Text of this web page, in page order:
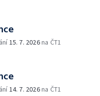
15. 7. 2026na ČT1
14. 7. 2026na ČT1